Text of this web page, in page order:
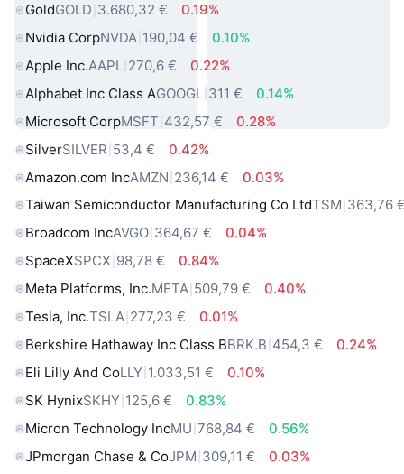
GoldGOLD 3.680,32 €
0.19%
Nvidia CorpNVDA 190,04 €
0.10%
Apple Inc.AAPL 270,6 €
0.22%
Alphabet Inc Class AGOOGL 311 €
0.14%
Microsoft CorpMSFT 432,57 €
0.28%
SilverSILVER 53,4 €
0.42%
Amazon.com IncAMZN 236,14 €
0.03%
Taiwan Semiconductor Manufacturing Co LtdTSM 363,76
Broadcom IncAVGO 364,67 €
0.04%
SpaceXSPCX 98,78 €
0.84%
Meta Platforms, Inc.META 509,79 €
0.40%
Tesla, Inc.TSLA 277,23 €
0.01%
Berkshire Hathaway Inc Class BBRK.B 454,3 €
0.24%
Eli Lilly And CoLLY 1.033,51 €
0.10%
SK HynixSKHY 125,6 €
0.83%
Micron Technology IncMU 768,84 €
0.56%
JPmorgan Chase & CoJPM 309,11 €
0.03%